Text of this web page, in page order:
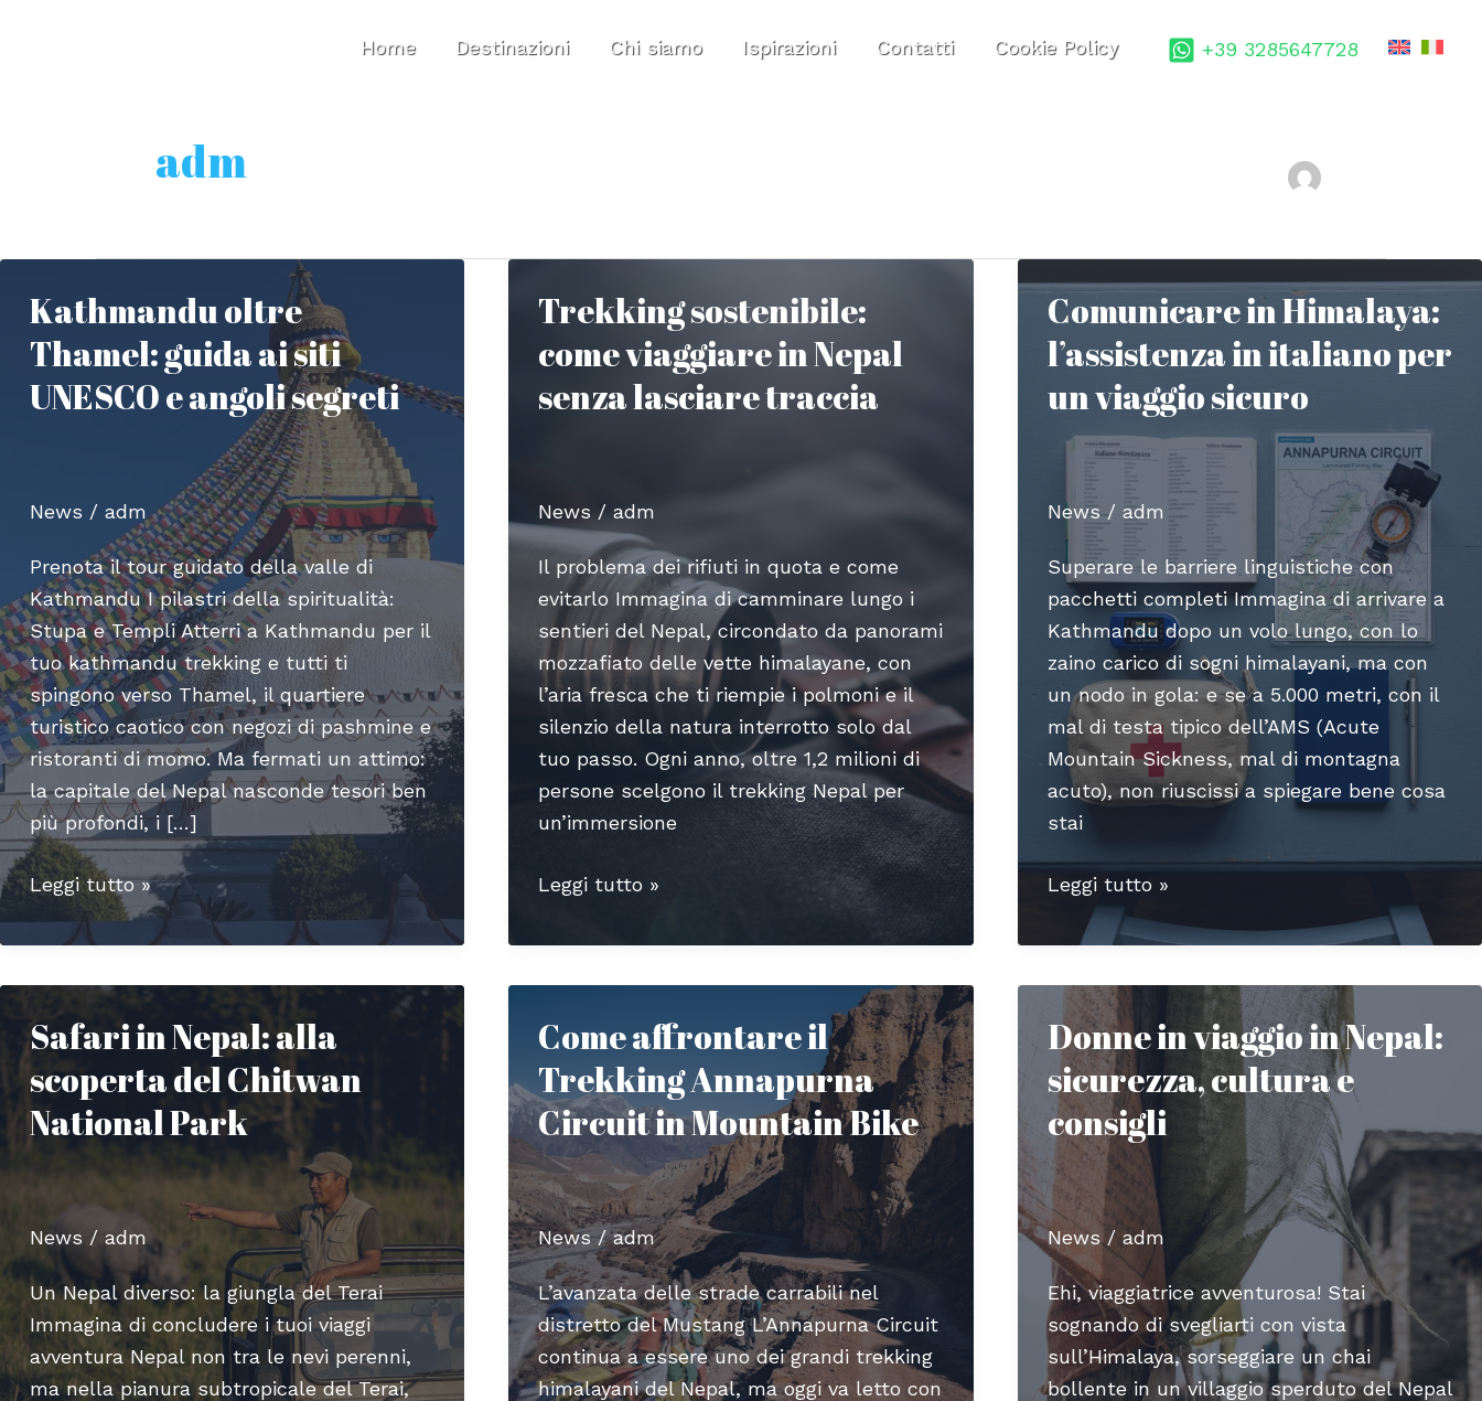
Home Destinazioni Chi siamo Ispirazioni Contatti Cookie Policy +39 3285647728
adm
Kathmandu oltre
Thamel: guida ai siti
UNESCO e angoli segreti
News / adm
Prenota il tour guidato della valle di
Kathmandu I pilastri della spiritualità:
Stupa e Templi Atterri a Kathmandu per il
tuo kathmandu trekking e tutti ti
spingono verso Thamel, il quartiere
turistico caotico con negozi di pashmine e
ristoranti di momo. Ma fermati un attimo:
la capitale del Nepal nasconde tesori ben
più profondi, i […]
Kathmandu
Thamel:
siti
UNESCO
e
angoli
segreti
Leggi tutto »
Trekking sostenibile:
come viaggiare in Nepal
senza lasciare traccia
News /adm
Il problema dei rifiuti in quota e come
evitarlo Immagina di camminare lungo i
sentieri del Nepal, circondato da panorami
mozzafiato delle vette himalayane, con
l’aria fresca che ti riempie i polmoni e il
silenzio della natura interrotto solo dal
tuo passo. Ogni anno, oltre 1,2 milioni di
persone scelgono il trekking Nepal per
un’immersione
Trekking
come
Nepal
senza
lasciare
traccia
Leggi tutto »
Comunicare in Himalaya:
l’assistenza in italiano per
un viaggio sicuro
News / adm
Superare le barriere linguistiche con
pacchetti completi Immagina di arrivare a
Kathmandu dopo un volo lungo, con lo
zaino carico di sogni himalayani, ma con
un nodo in gola: e se a 5.000 metri, con il
mal di testa tipico dell’AMS (Acute
Mountain Sickness, mal di montagna
acuto), non riuscissi a spiegare bene cosa
stai
Comunicare
Himalaya:
italiano
per
un
viaggio
sicuro
Leggi tutto »
Safari in Nepal: alla
scoperta del Chitwan
National Park
News / adm
Un Nepal diverso: la giungla del Terai
Immagina di concludere i tuoi viaggi
avventura Nepal non tra le nevi perenni,
ma nella pianura subtropicale del Terai,
Come affrontare il
Trekking Annapurna
Circuit in Mountain Bike
News/adm
L’avanzata delle strade carrabili nel
distretto del Mustang L’Annapurna Circuit
continua a essere uno dei grandi trekking
himalayani del Nepal, ma oggi va letto con
Donne in viaggio in Nepal:
sicurezza, cultura e
consigli
News/ adm
Ehi, viaggiatrice avventurosa! Stai
sognando di svegliarti con vista
sull’Himalaya, sorseggiare un chai
bollente in un villaggio sperduto del Nepal